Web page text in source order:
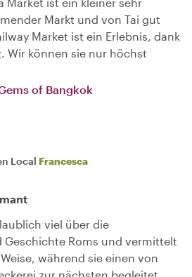
Markt und von Tai gut
Market ist ein Erlebnis, dank
Wir können sie nur höchst
of Bangkok
Local Francesca
viel über die
Roms und vermittelt
während sie einen von